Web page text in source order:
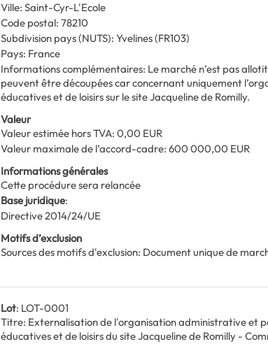
Ville: Saint-Cyr-L'Ecole
Code postal: 78210
Subdivision pays (NUTS): Yvelines(FR103)
Pays: France
Informations complémentaires: Le marché n’est pas
peuvent être découpées car concernant uniquement
éducatives et de loisirs sur le site Jacqueline de Romilly.
Valeur
Valeur estimée hors TVA: 0,00 EUR
Valeur maximale de l’accord-cadre: 600 000,00 EUR
Informations générales
Cette procédure sera relancée
Base juridique:
Directive 2014/24/UE
Motifs d’exclusion
Sources des motifs d'exclusion: Document unique de
Lot: LOT-0001
Titre: Externalisation de l'organisation administrative et
éducatives et de loisirs du site Jacqueline de Romilly -